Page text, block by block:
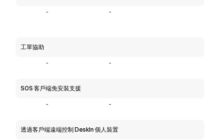
- -
工單協助
- -
SOS 客戶端免安裝支援
- -
透過客戶端遠端控制 DeskIn 個人裝置